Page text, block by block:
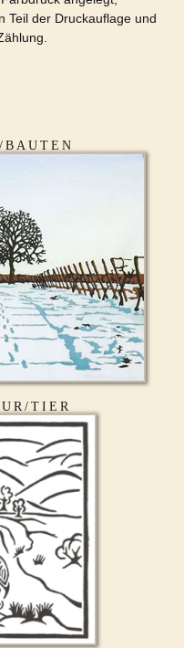
Teil der Druckauflage und
TIER